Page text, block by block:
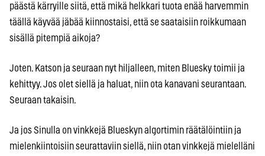
päästä kärryille siitä, että mikä helkkari tuota enää harvemmin
täällä käyvää jäbää kiinnostaisi, että se saataisiin roikkumaan
sisällä pitempiä aikoja?
Joten. Katson ja seuraan nyt hiljalleen, miten Bluesky toimii ja
kehittyy. Jos olet siellä ja haluat, niin ota kanavani seurantaan.
Seuraan takaisin.
Ja jos Sinulla on vinkkejä Blueskyn algortimin räätälöintiin ja
mielenkiintoisiin seurattaviin siellä, niin otan vinkkejä mielelläni